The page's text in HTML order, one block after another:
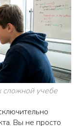
сложной учебе
Вы не просто